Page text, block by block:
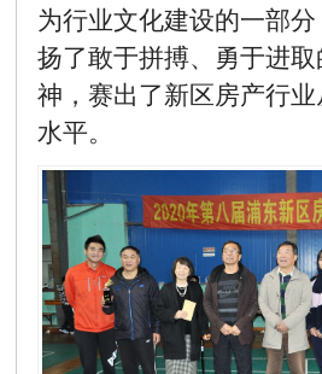
为行业文化建设的一部
扬了敢于拼搏、勇于进
神，赛出了新区房产行
水平。